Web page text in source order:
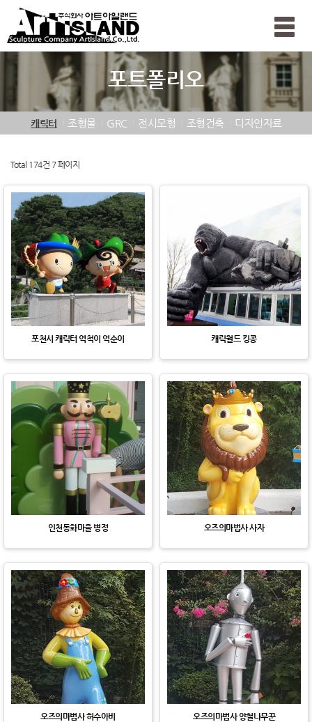
Toggle
포트폴리오
캐릭터 조형물 GRC 전시모형 조형건축 디자인자료
Total 174건 7 페이지
포천시 캐릭터 억척이 억순이 캐릭월드 킹콩
인천동화마을 병정 오즈의마법사 사자
오즈의마법사 허수아비 오즈의마법사 양철나무꾼